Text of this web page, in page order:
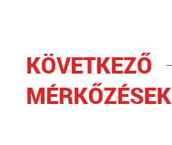
KÖVETKEZŐ
MÉRKŐZÉSEK